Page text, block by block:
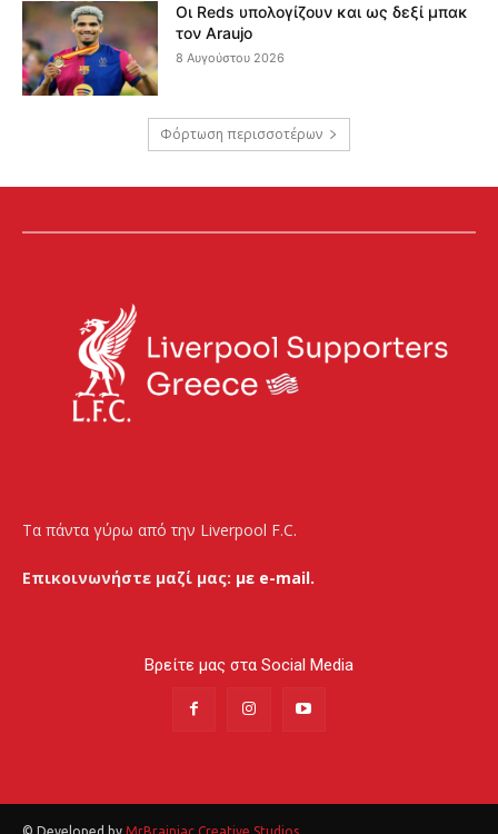
Οι Reds υπολογίζουν και ως δεξί μπακ
τον Araujo
8 Αυγούστου 2026
Φόρτωση περισσοτέρων
Τα πάντα γύρω από την Liverpool F.C.
Επικοινωνήστε μαζί μας: με e-mail.
Βρείτε μας στα Social Media
© Developed by MrBrainiac Creative Studios